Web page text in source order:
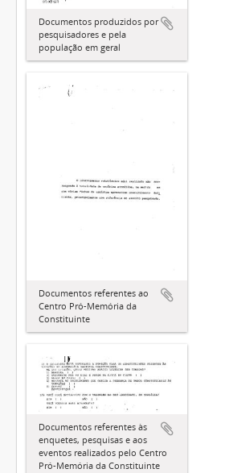
Documentos produzidos por
pesquisadores e pela
população em geral
Documentos referentes ao
Centro Pró-Memória da
Constituinte
Documentos referentes às
enquetes, pesquisas e aos
eventos realizados pelo Centro
Pró-Memória da Constituinte